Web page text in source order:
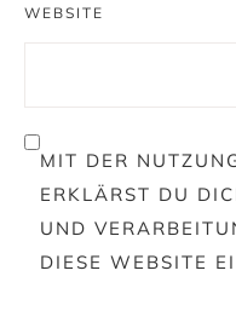
WEBSITE
MIT DER
ERKLÄRST DU
UND
DIESE WEBSITE